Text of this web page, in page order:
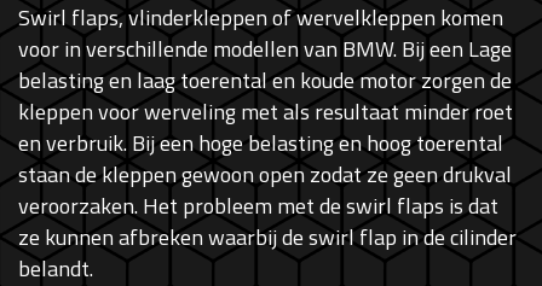
Swirl flaps, vlinderkleppen of wervelkleppen komen
voor in verschillende modellen van BMW. Bij een Lage
belasting en laag toerental en koude motor zorgen de
kleppen voor werveling met als resultaat minder roet
en verbruik. Bij een hoge belasting en hoog toerental
staan de kleppen gewoon open zodat ze geen drukval
veroorzaken. Het probleem met de swirl flaps is dat
ze kunnen afbreken waarbij de swirl flap in de cilinder
belandt.